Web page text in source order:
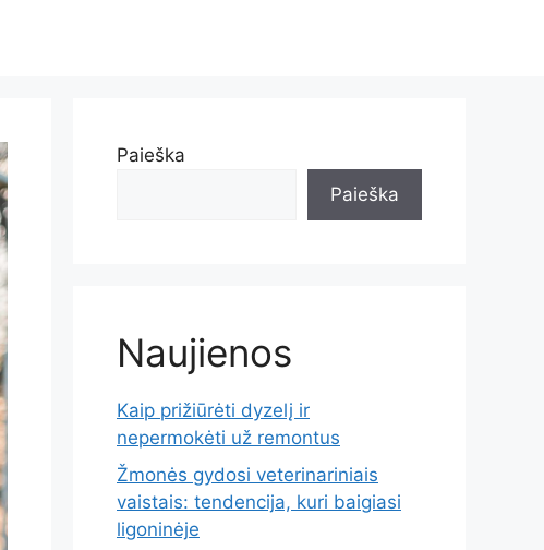
Paieška
Paieška
Naujienos
Kaip prižiūrėti dyzelį ir
nepermokėti už remontus
Žmonės gydosi veterinariniais
vaistais: tendencija, kuri baigiasi
ligoninėje